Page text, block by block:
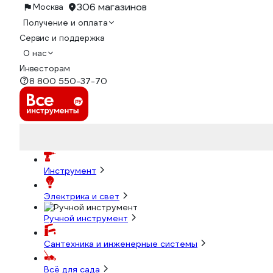
Москва 306 магазинов
Получение и оплата
Сервис и поддержка
О нас
Инвесторам
8 800 550-37-70
Инструмент
Электрика и свет
Ручной инструмент
Сантехника и инженерные системы
Всё для сада